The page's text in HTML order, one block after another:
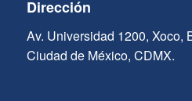
Dirección
Av. Universidad 1200, Xoco,
Ciudad de México, CDMX.